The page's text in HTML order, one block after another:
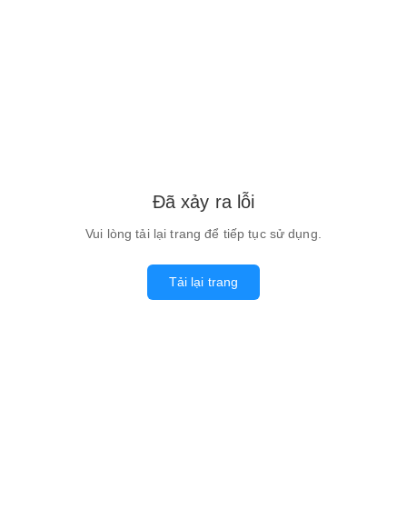
Đã xảy ra lỗi
Vui lòng tải lại trang để tiếp tục sử dụng.
Tải lại trang